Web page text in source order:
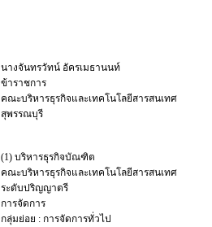
นางจันทรวัทน์ อัครเมธานนท์
ข้าราชการ
คณะบริหารธุรกิจและเทคโนโลยีสารสนเทศ
สุพรรณบุรี
(1) บริหารธุรกิจบัณฑิต
คณะบริหารธุรกิจและเทคโนโลยีสารสนเทศ
ระดับปริญญาตรี
การจัดการ
กลุ่มย่อย : การจัดการทั่วไป